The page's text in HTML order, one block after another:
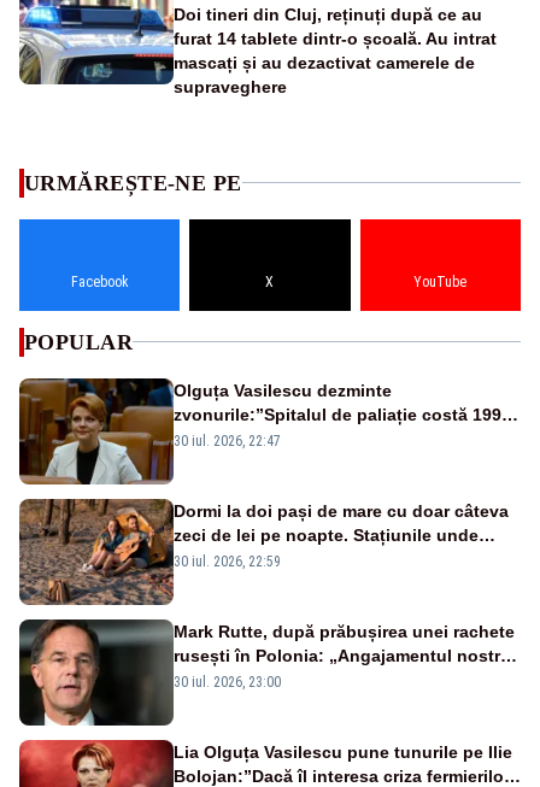
Doi tineri din Cluj, reținuți după ce au
furat 14 tablete dintr-o școală. Au intrat
mascați și au dezactivat camerele de
supraveghere
URMĂREȘTE-NE PE
Facebook X YouTube
POPULAR
Olguța Vasilescu dezminte
zvonurile:”Spitalul de paliație costă 199
de milioane de euro, nu 500 de milioane”
30 iul. 2026, 22:47
Dormi la doi pași de mare cu doar câteva
zeci de lei pe noapte. Stațiunile unde
campingul a revenit în forță
30 iul. 2026, 22:59
Mark Rutte, după prăbușirea unei rachete
rusești în Polonia: „Angajamentul nostru
este neclintit”
30 iul. 2026, 23:00
Lia Olguța Vasilescu pune tunurile pe Ilie
Bolojan:”Dacă îl interesa criza fermierilor